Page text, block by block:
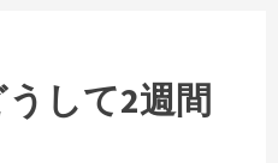
うして2週間